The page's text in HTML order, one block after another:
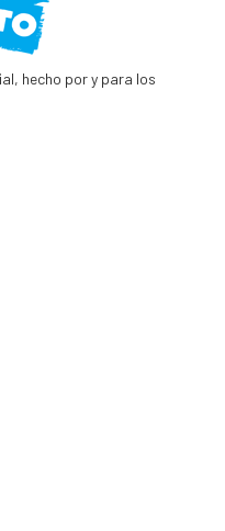
hecho por y para los